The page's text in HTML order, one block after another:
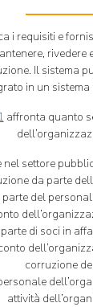
i requisiti e
rivedere
Il sistema
in un
affronta quanto
nel settore
da parte
del
di soci in
corruzione
attività